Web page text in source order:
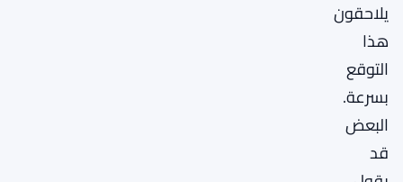
يلاحقون
هذا
التوقع
بسرعة.
البعض
قد